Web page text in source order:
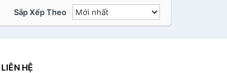
Sắp Xếp Theo
LIÊN HỆ